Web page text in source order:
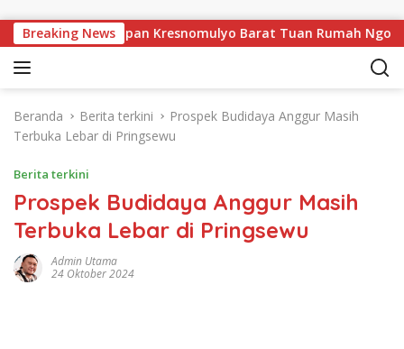
Breaking News
Pekon Persiapan Kresnomulyo Barat Tuan Rumah Ngopi
Beranda Berita terkini
Prospek Budidaya Anggur Masih
Terbuka Lebar di Pringsewu
Berita terkini
Prospek Budidaya Anggur Masih
Terbuka Lebar di Pringsewu
Admin Utama
24 Oktober 2024